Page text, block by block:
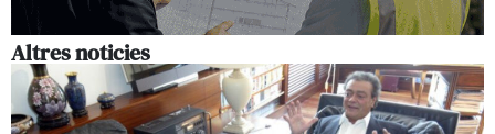
Altres noticies